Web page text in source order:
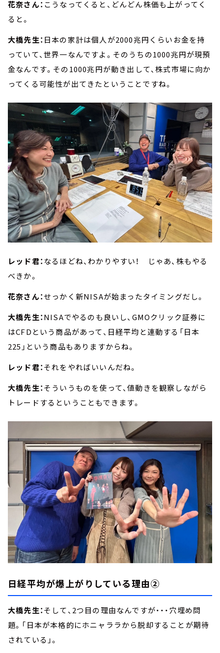
花奈さん： こうなってくると、どんどん株価も上がってく
ると。
大橋先生： 日本の家計は個人が2000兆円くらいお金を持
っていて、世界一なんですよ。そのうちの1000兆円が現預
金なんです。その1000兆円が動き出して、株式市場に向か
ってくる可能性が出てきたということですね。
レッド君： なるほどね、わかりやすい！ じゃあ、株もやる
べきか。
花奈さん：せっかく新NISAが始まったタイミングだし。
大橋先生：NISAでやるのも良いし、GMOクリック証券に
はCFDという商品があって、日経平均と連動する「日本
225」という商品もありますからね。
レッド君：それをやればいいんだね。
大橋先生：そういうものを使って、値動きを観察しながら
トレードするということもできます。
日経平均が爆上がりしている理由②
大橋先生：そして、2つ目の理由なんですが・・・穴埋め問
題。「日本が本格的にホニャララから脱却することが期待
されている」。